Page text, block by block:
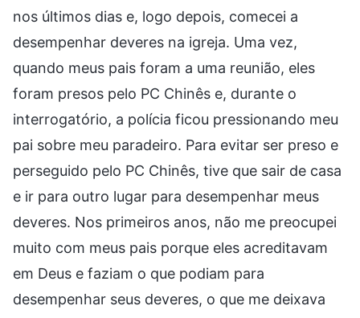
nos últimos dias e, logo depois, comecei a
desempenhar deveres na igreja. Uma vez,
quando meus pais foram a uma reunião, eles
foram presos pelo PC Chinês e, durante o
interrogatório, a polícia ficou pressionando meu
pai sobre meu paradeiro. Para evitar ser preso e
perseguido pelo PC Chinês, tive que sair de casa
e ir para outro lugar para desempenhar meus
deveres. Nos primeiros anos, não me preocupei
muito com meus pais porque eles acreditavam
em Deus e faziam o que podiam para
desempenhar seus deveres, o que me deixava